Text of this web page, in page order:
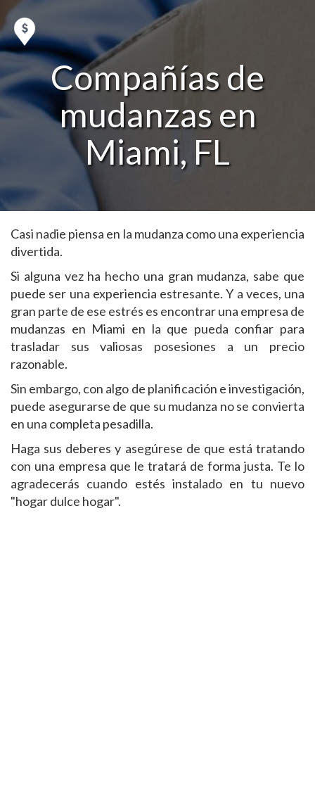
Compañías de
mudanzas en
Miami, FL
Casi nadie piensa en la mudanza como una experiencia
divertida.
Si alguna vez ha hecho una gran mudanza, sabe que
puede ser una experiencia estresante. Y a veces, una
gran parte de ese estrés es encontrar una empresa de
mudanzas en Miami en la que pueda confiar para
trasladar sus valiosas posesiones a un precio
razonable.
Sin embargo, con algo de planificación e investigación,
puede asegurarse de que su mudanza no se convierta
en una completa pesadilla.
Haga sus deberes y asegúrese de que está tratando
con una empresa que le tratará de forma justa. Te lo
agradecerás cuando estés instalado en tu nuevo
"hogar dulce hogar".